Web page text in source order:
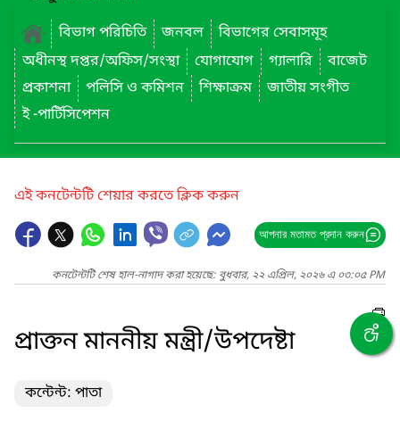
বিভাগ পরিচিতি
জনবল
বিভাগের সেবাসমূহ
অধীনস্থ দপ্তর/অফিস/সংস্থা
যোগাযোগ গ্যালারি
বাজেট
প্রকাশনা
পলিসি ও কমিশন শিক্ষাক্রম
জাতীয় সংগীত
ই -পার্টিসিপেশন
এই কনটেন্টটি শেয়ার করতে ক্লিক করুন
আপনার মতামত প্রদান করুন
কনটেন্টটি শেষ হাল-নাগাদ করা হয়েছে: বুধবার, ২২ এপ্রিল, ২০২৬ এ ০৩:০৫ PM
প্রাক্তন মাননীয় মন্ত্রী/উপদেষ্টা
কন্টেন্ট: পাতা